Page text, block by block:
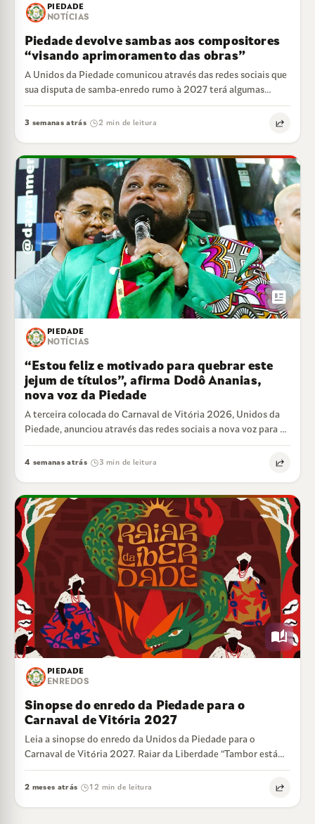
PIEDADE
NOTÍCIAS
Piedade devolve sambas aos compositores
“visando aprimoramento das obras”
A Unidos da Piedade comunicou através das redes sociais que
sua disputa de samba-enredo rumo à 2027 terá algumas
mudanças no calendário.…
3 semanas atrás· 2 min de leitura
newsmode
PIEDADE
NOTÍCIAS
“Estou feliz e motivado para quebrar este
jejum de títulos”, afirma Dodô Ananias,
nova voz da Piedade
A terceira colocada do Carnaval de Vitória 2026, Unidos da
Piedade, anunciou através das redes sociais a nova voz para o
desfile…
4 semanas atrás· 3 min de leitura
auto_stories
PIEDADE
ENREDOS
Sinopse do enredo da Piedade para o
Carnaval de Vitória 2027
Leia a sinopse do enredo da Unidos da Piedade para o
Carnaval de Vitória 2027. Raiar da Liberdade “Tambor está
velho de…
2 meses atrás 12 min de leitura